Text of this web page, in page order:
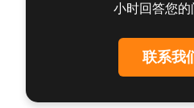
小时回答您的
联系我